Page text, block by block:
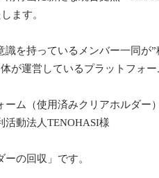
ます。
識を持っているメンバー一同が
が運営しているプラットフォー
ム（使用済みクリアホルダー
動法人TENOHASI様
の回収」です。